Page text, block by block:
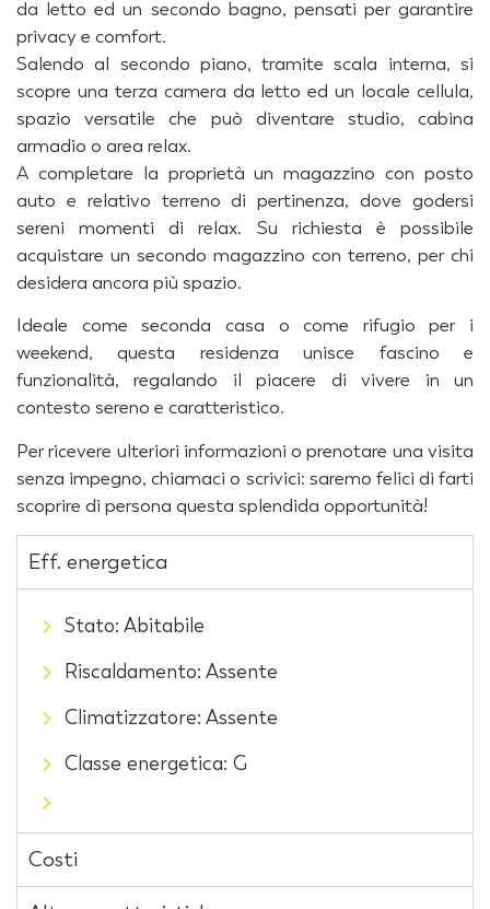
da letto ed un secondo bagno, pensati per garantire
privacy e comfort.
Salendo al secondo piano, tramite scala interna, si
scopre una terza camera da letto ed un locale cellula,
spazio versatile che può diventare studio, cabina
armadio o area relax.
A completare la proprietà un magazzino con posto
auto e relativo terreno di pertinenza, dove godersi
sereni momenti di relax. Su richiesta è possibile
acquistare un secondo magazzino con terreno, per chi
desidera ancora più spazio.
Ideale come seconda casa o come rifugio per i
weekend, questa residenza unisce fascino e
funzionalità, regalando il piacere di vivere in un
contesto sereno e caratteristico.
Per ricevere ulteriori informazioni o prenotare una visita
senza impegno, chiamaci o scrivici: saremo felici di farti
scoprire di persona questa splendida opportunità!
Eff. energetica
Stato: Abitabile
Riscaldamento: Assente
Climatizzatore: Assente
Classe energetica: G
Costi